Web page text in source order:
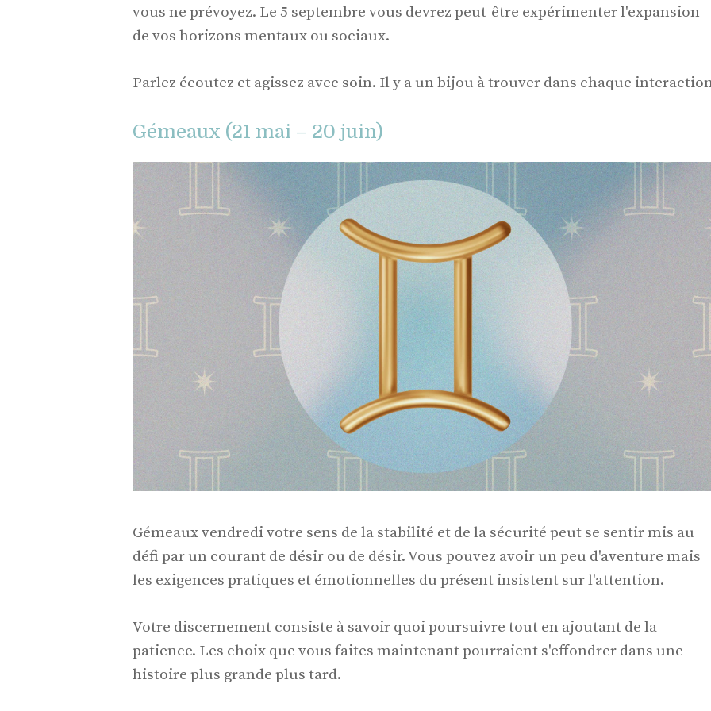
vous ne prévoyez. Le 5 septembre vous devrez peut-être expérimenter l'expansion
de vos horizons mentaux ou sociaux.
Parlez écoutez et agissez avec soin. Il y a un bijou à trouver dans chaque
Gémeaux (21 mai – 20 juin)
Gémeaux vendredi votre sens de la stabilité et de la sécurité peut se sentir mis au
défi par un courant de désir ou de désir. Vous pouvez avoir un peu d'aventure mais
les exigences pratiques et émotionnelles du présent insistent sur l'attention.
Votre discernement consiste à savoir quoi poursuivre tout en ajoutant de la
patience. Les choix que vous faites maintenant pourraient s'effondrer dans une
histoire plus grande plus tard.